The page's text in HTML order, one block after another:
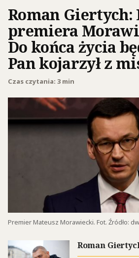
Roman Giertych:
premiera
Do końca życia
Pan kojarzył z
Czas czytania: 3 min
Premier Mateusz Morawiecki. Fot. Źródło:
Roman